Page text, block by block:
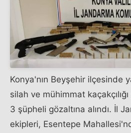
Konya'nın Beyşehir ilçesinde
silah ve mühimmat
3 şüpheli gözaltına alındı. İl
ekipleri, Esentepe